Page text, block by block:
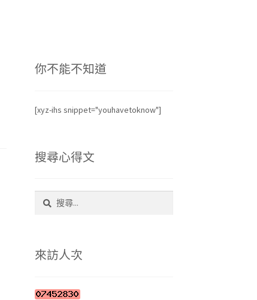
你不能不知道
[xyz-ihs snippet="youhavetoknow"]
搜尋心得文
字:
來訪人次